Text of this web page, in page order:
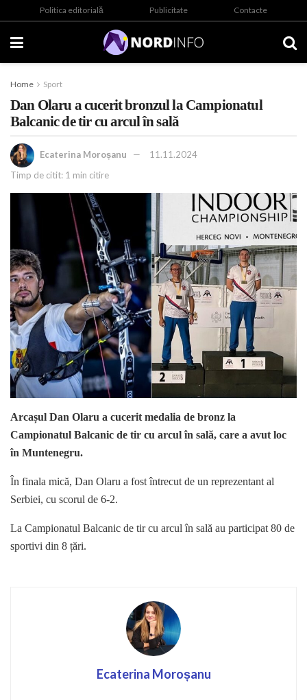
Politica editorială Publicitate Contacte
Home Sport
Dan Olaru a cucerit bronzul la Campionatul
Balcanic de tir cu arcul în sală
Ecaterina Moroșanu
11.11.2024
Timp de citit: 1 min citire
Arcașul Dan Olaru a cucerit medalia de bronz la
Campionatul Balcanic de tir cu arcul în sală, care a avut loc
în Muntenegru.
În finala mică, Dan Olaru a fost întrecut de un reprezentant al
Serbiei, cu scorul de 6-2.
La Campionatul Balcanic de tir cu arcul în sală au participat 80 de
sportivi din 8 țări.
Ecaterina Moroșanu